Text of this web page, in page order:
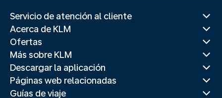
Servicio de atención al cliente
Acerca de KLM
Ofertas
Más sobre KLM
Descargar la aplicación
Páginas web relacionadas
Guías de viaje